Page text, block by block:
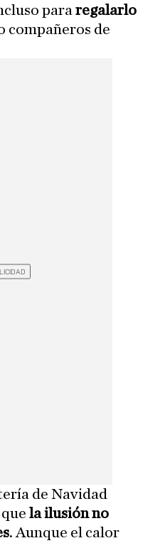
para regalarlo
compañeros de
de Navidad
la ilusión no
. Aunque el calor